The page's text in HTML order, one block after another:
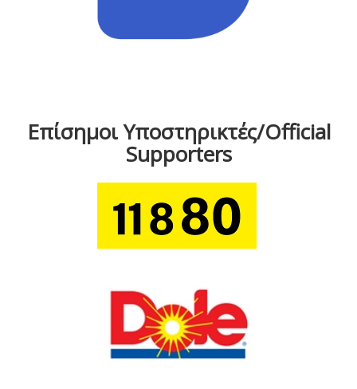
Επίσημοι Υποστηρικτές/Official
Supporters